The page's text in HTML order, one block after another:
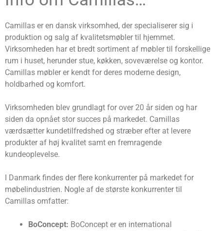
Camillas er en dansk virksomhed, der specialiserer sig i
produktion og salg af kvalitetsmøbler til hjemmet.
Virksomheden har et bredt sortiment af møbler til forskellige
rum i huset, herunder stue, køkken, soveværelse og kontor.
Camillas møbler er kendt for deres moderne design,
holdbarhed og komfort.
Virksomheden blev grundlagt for over 20 år siden og har
siden da opnået stor succes på markedet. Camillas
værdsætter kundetilfredshed og stræber efter at levere
produkter af høj kvalitet samt en fremragende
kundeoplevelse.
I Danmark findes der flere konkurrenter på markedet for
møbelindustrien. Nogle af de største konkurrenter til
Camillas omfatter:
BoConcept: BoConcept er en international